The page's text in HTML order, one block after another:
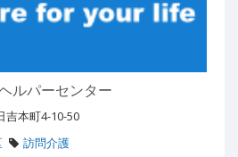
ルパーセンター
吉本町4-10-50
訪問介護